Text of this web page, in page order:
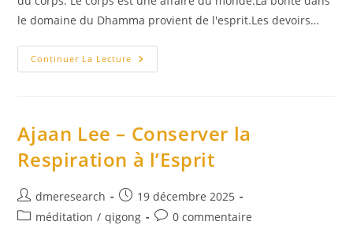
le domaine du Dhamma provient de l'esprit.Les devoirs…
Continuer La Lecture Les
Yeux
Ajaan Lee – Conserver la
Respiration à l’Esprit
Auteur/autrice
de
dmeresearch
Publication
publiée :
19 décembre 2025
Postméditation / qigong
Commentaires
0 commentaire